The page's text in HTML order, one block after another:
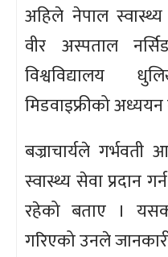
अहिले नेपाल स्वास्थ्य
वीर अस्पताल
विश्वविद्यालय
मिडवाइफ्रीको
बज्राचार्यले
स्वास्थ्य सेवा प्रदान
रहेको बताए ।
गरिएको उनले